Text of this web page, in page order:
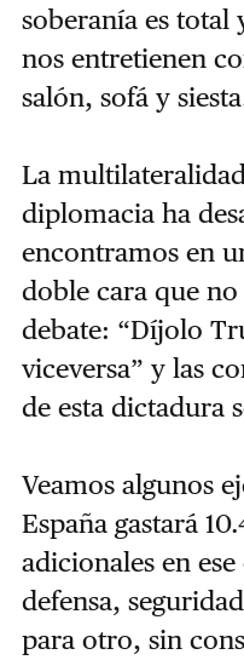
soberanía es total
nos entretienen
salón, sofá y
La
diplomacia ha
encontramos en
doble cara que
debate: “Díjolo
viceversa” y las
de esta dictadura
Veamos algunos
España gastará
adicionales en
defensa,
para otro, sin